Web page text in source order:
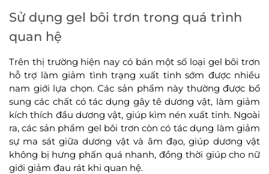
Sử dụng gel bôi trơn trong quá trình
quan hệ
Trên thị trường hiện nay có bán một số loại gel bôi trơn
hỗ trợ làm giảm tình trạng xuất tinh sớm được nhiều
nam giới lựa chọn. Các sản phẩm này thường được bổ
sung các chất có tác dụng gây tê dương vật, làm giảm
kích thích đầu dương vật, giúp kìm nén xuất tinh. Ngoài
ra, các sản phẩm gel bôi trơn còn có tác dụng làm giảm
sự ma sát giữa dương vật và âm đạo, giúp dương vật
không bị hưng phấn quá nhanh, đồng thời giúp cho nữ
giới giảm đau rát khi quan hệ.